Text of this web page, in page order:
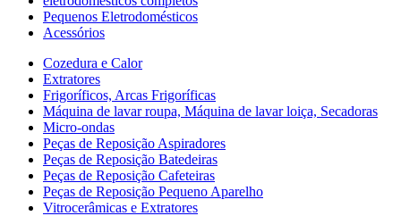
Pequenos Eletrodomésticos
Acessórios
Cozedura e Calor
Extratores
Frigoríficos, Arcas Frigoríficas
Máquina de lavar roupa, Máquina de lavar loiça, Secadoras
Micro-ondas
Peças de Reposição Aspiradores
Peças de Reposição Batedeiras
Peças de Reposição Cafeteiras
Peças de Reposição Pequeno Aparelho
Vitrocerâmicas e Extratores